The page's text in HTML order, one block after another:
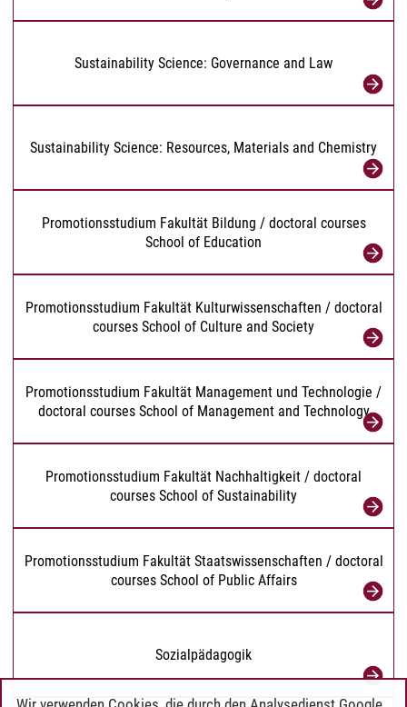
Sustainability Science: Governance and Law
Sustainability Science: Resources, Materials and Chemistry
Promotionsstudium Fakultät Bildung / doctoral courses
School of Education
Promotionsstudium Fakultät Kulturwissenschaften / doctoral
courses School of Culture and Society
Promotionsstudium Fakultät Management und Technologie /
doctoral courses School of Management and Technology
Promotionsstudium Fakultät Nachhaltigkeit / doctoral
courses School of Sustainability
Promotionsstudium Fakultät Staatswissenschaften / doctoral
courses School of Public Affairs
Sozialpädagogik